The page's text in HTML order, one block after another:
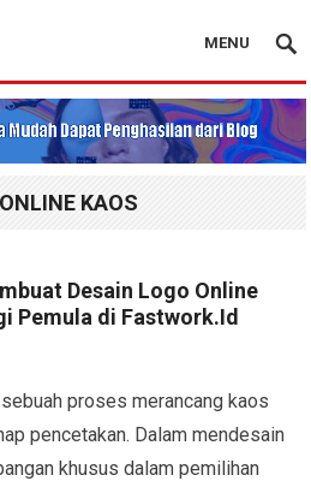
MENU
KAOS
Desain Logo Online
Pemula di Fastwork.Id
proses merancang kaos
pencetakan. Dalam mendesain
khusus dalam pemilihan